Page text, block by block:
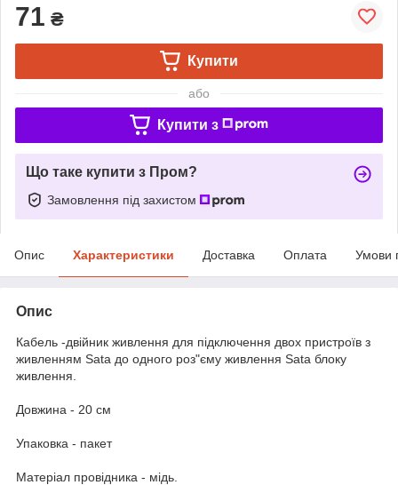
71 ₴
Купити
або
Купити з
Що таке купити з Пром?
Замовлення під захистом
Опис Характеристики Доставка Оплата Умови
Опис
Кабель -двійник живлення для підключення двох пристроїв з
живленням Sata до одного роз"єму живлення Sata блоку
живлення.
Довжина - 20 см
Упаковка - пакет
Матеріал провідника - мідь.